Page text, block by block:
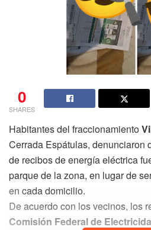
0
SHARES
Habitantes del fraccionamiento
Cerrada Espátulas, denunciaron
de recibos de energía eléctrica
parque de la zona, en lugar de
en cada domicilio.
De acuerdo con los vecinos, los
Comisión Federal de